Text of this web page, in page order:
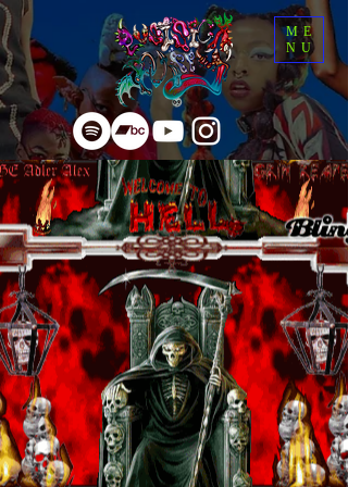
ME
NU